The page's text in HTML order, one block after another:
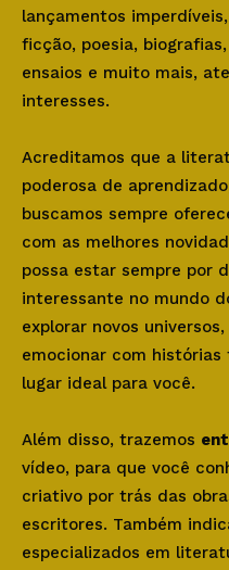
lançamentos
ficção, poesia,
ensaios e muito mais,
interesses.
Acreditamos que a
poderosa de
buscamos sempre
com as melhores
possa estar sempre por
interessante no mundo
explorar novos
emocionar com
lugar ideal para você.
Além disso, trazemos
vídeo, para que você
criativo por trás das
escritores. Também
especializados em